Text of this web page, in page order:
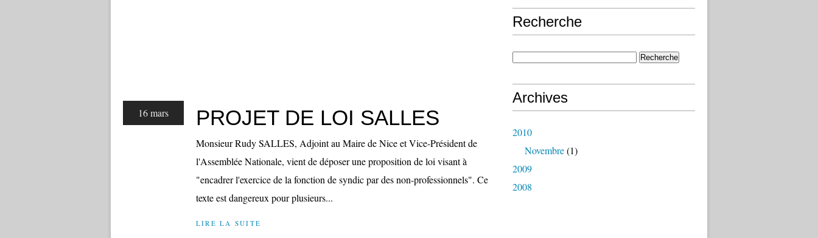
16 mars PROJET DE LOI SALLES
Monsieur Rudy SALLES, Adjoint au Maire de Nice et Vice-Président de
l'Assemblée Nationale, vient de déposer une proposition de loi visant à
"encadrer l'exercice de la fonction de syndic par des non-professionnels". Ce
texte est dangereux pour plusieurs...
LIRE LA SUITE
Recherche
Archives
2010
Novembre(1)
2009
2008